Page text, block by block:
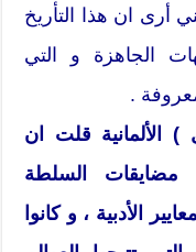
أرى ان هذا التأريخ
الجاهزة و التي
.
قلت ان
مضايقات السلطة
الأدبية ، و كانوا